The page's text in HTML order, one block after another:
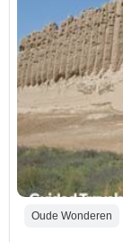
Oude Wonderen